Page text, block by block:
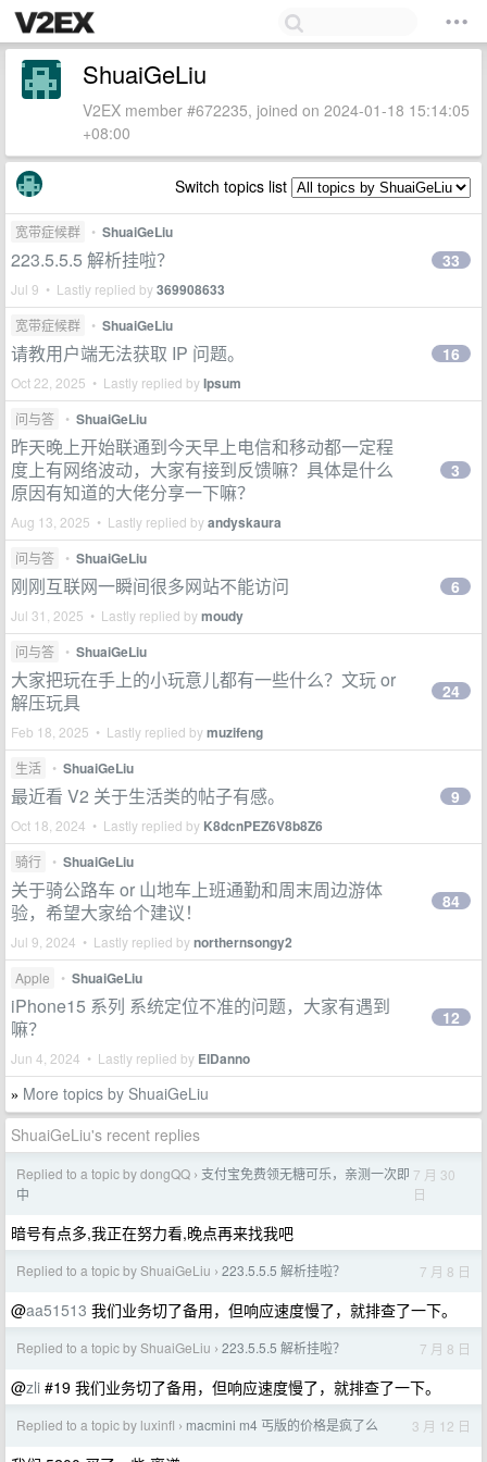
ShuaiGeLiu
V2EX member #672235, joined on 2024-01-18 15:14:05
+08:00
Switch topics list
宽带症候群 • ShuaiGeLiu
223.5.5.5 解析挂啦？
Jul 9 • Lastly replied by369908633
33
宽带症候群 • ShuaiGeLiu
请教用户端无法获取 IP 问题。
Oct 22, 2025 • Lastly replied byIpsum
16
问与答 • ShuaiGeLiu
昨天晚上开始联通到今天早上电信和移动都一定程
度上有网络波动，大家有接到反馈嘛？具体是什么
原因有知道的大佬分享一下嘛？
Aug 13, 2025 • Lastly replied byandyskaura
3
问与答 • ShuaiGeLiu
刚刚互联网一瞬间很多网站不能访问
Jul 31, 2025 • Lastly replied bymoudy
6
问与答 • ShuaiGeLiu
大家把玩在手上的小玩意儿都有一些什么？文玩 or
解压玩具
Feb 18, 2025 • Lastly replied bymuzifeng
24
生活 • ShuaiGeLiu
最近看 V2 关于生活类的帖子有感。
Oct 18, 2024 • Lastly replied by K8dcnPEZ6V8b8Z6
9
骑行 • ShuaiGeLiu
关于骑公路车 or 山地车上班通勤和周末周边游体
验，希望大家给个建议！
Jul 9, 2024 • Lastly replied bynorthernsongy2
84
Apple • ShuaiGeLiu
iPhone15 系列 系统定位不准的问题，大家有遇到
嘛？
Jun 4, 2024 • Lastly replied by ElDanno
12
» More topics by ShuaiGeLiu
ShuaiGeLiu's recent replies
Replied to a topic by dongQQ › 支付宝免费领无糖可乐，亲测一次即
中
7 月 30
日
暗号有点多,我正在努力看,晚点再来找我吧
Replied to a topic by ShuaiGeLiu › 223.5.5.5 解析挂啦？ 7 月 8 日
@aa51513 我们业务切了备用，但响应速度慢了，就排查了一下。
Replied to a topic by ShuaiGeLiu › 223.5.5.5 解析挂啦？ 7 月 8 日
@zli #19 我们业务切了备用，但响应速度慢了，就排查了一下。
Replied to a topic by luxinfl › macmini m4 丐版的价格是疯了么 3 月 12 日